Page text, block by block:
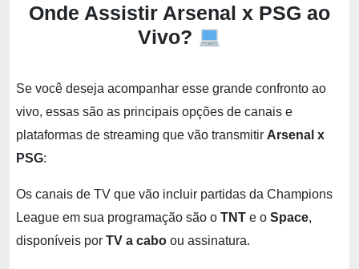
Onde Assistir Arsenal x PSG ao
Vivo?
Se você deseja acompanhar esse grande confronto ao
vivo, essas são as principais opções de canais e
plataformas de streaming que vão transmitir Arsenal x
PSG:
Os canais de TV que vão incluir partidas da Champions
League em sua programação são o TNT e o Space,
disponíveis por TV a cabo ou assinatura.